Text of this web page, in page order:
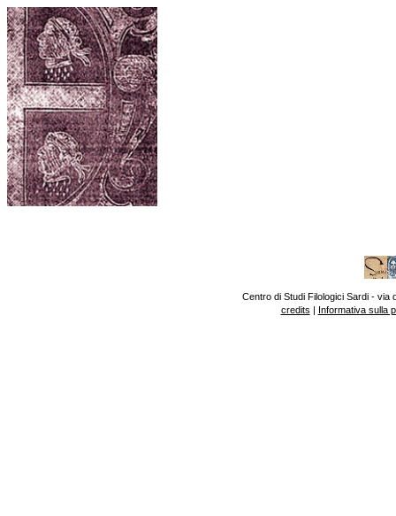
Centro di Studi Filologici Sardi - via
credits | Informativa sulla